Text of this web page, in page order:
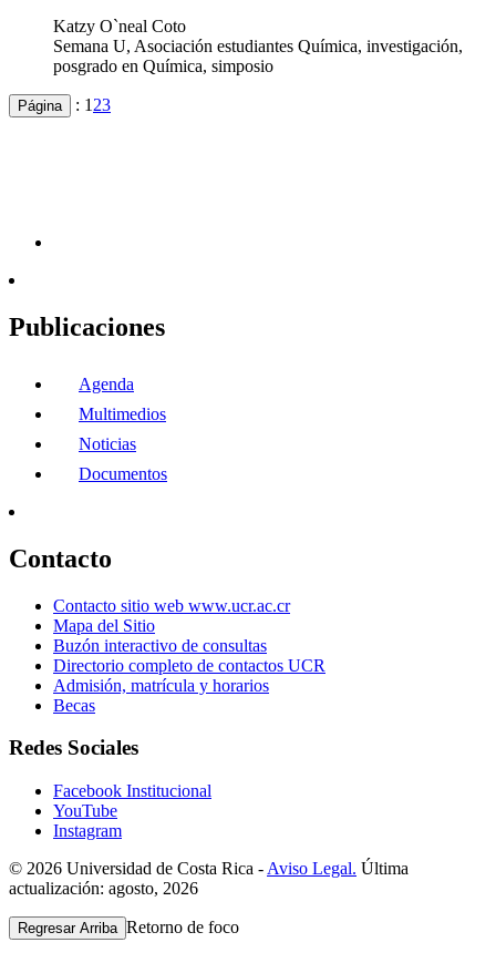
Katzy O`neal Coto
Semana U, Asociación estudiantes Química, investigación,
posgrado en Química, simposio
Página : 123
Publicaciones
Agenda
Multimedios
Noticias
Documentos
Contacto
Contacto sitio web www.ucr.ac.cr
Mapa del Sitio
Buzón interactivo de consultas
Directorio completo de contactos UCR
Admisión, matrícula y horarios
Becas
Redes Sociales
Facebook Institucional
YouTube
Instagram
© 2026 Universidad de Costa Rica - Aviso Legal. Última
actualización: agosto, 2026
Regresar Arriba Retorno de foco